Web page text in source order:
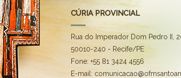
CÚRIA PROVINCIAL
Rua do Imperador Dom Pedro II,
50010-240 - Recife/PE
Fone: +55 81 3424 4556
E-mail: